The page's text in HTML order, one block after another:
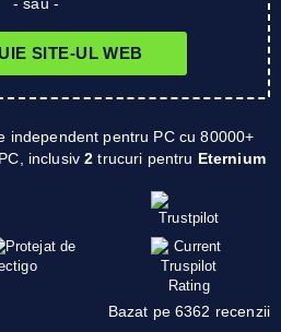
SITE-UL WEB
independent pentru PC cu 80000+
inclusiv2 trucuri pentru Eternium
Bazat pe 6362 recenzii